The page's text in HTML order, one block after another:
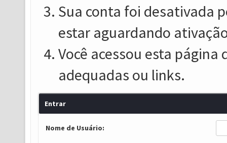
Sua conta foi desativada
estar aguardando
Você acessou esta
adequadas ou links.
Entrar
Nome de Usuário: